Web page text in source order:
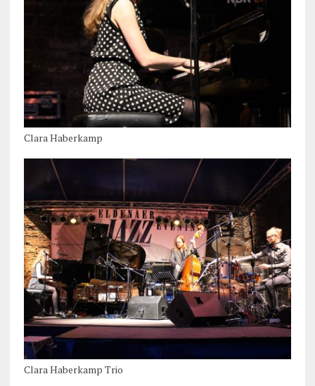
Clara Haberkamp
Clara Haberkamp Trio